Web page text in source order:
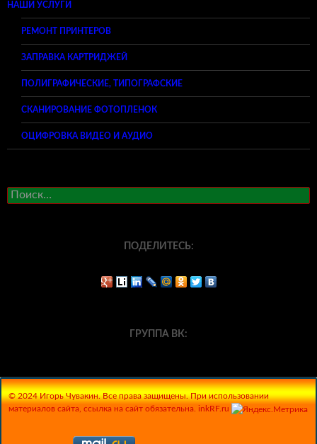
НАШИ УСЛУГИ
РЕМОНТ ПРИНТЕРОВ
ЗАПРАВКА КАРТРИДЖЕЙ
ПОЛИГРАФИЧЕСКИЕ, ТИПОГРАФСКИЕ
СКАНИРОВАНИЕ ФОТОПЛЕНОК
ОЦИФРОВКА ВИДЕО И АУДИО
Найти:
ПОДЕЛИТЕСЬ:
ГРУППА ВК:
© 2024 Игорь Чувакин. Все права защищены. При использовании
материалов сайта, ссылка на сайт обязательна. inkRF.ru